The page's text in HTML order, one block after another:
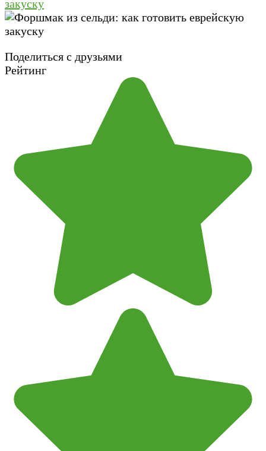
закуску
Поделиться с друзьями
Рейтинг